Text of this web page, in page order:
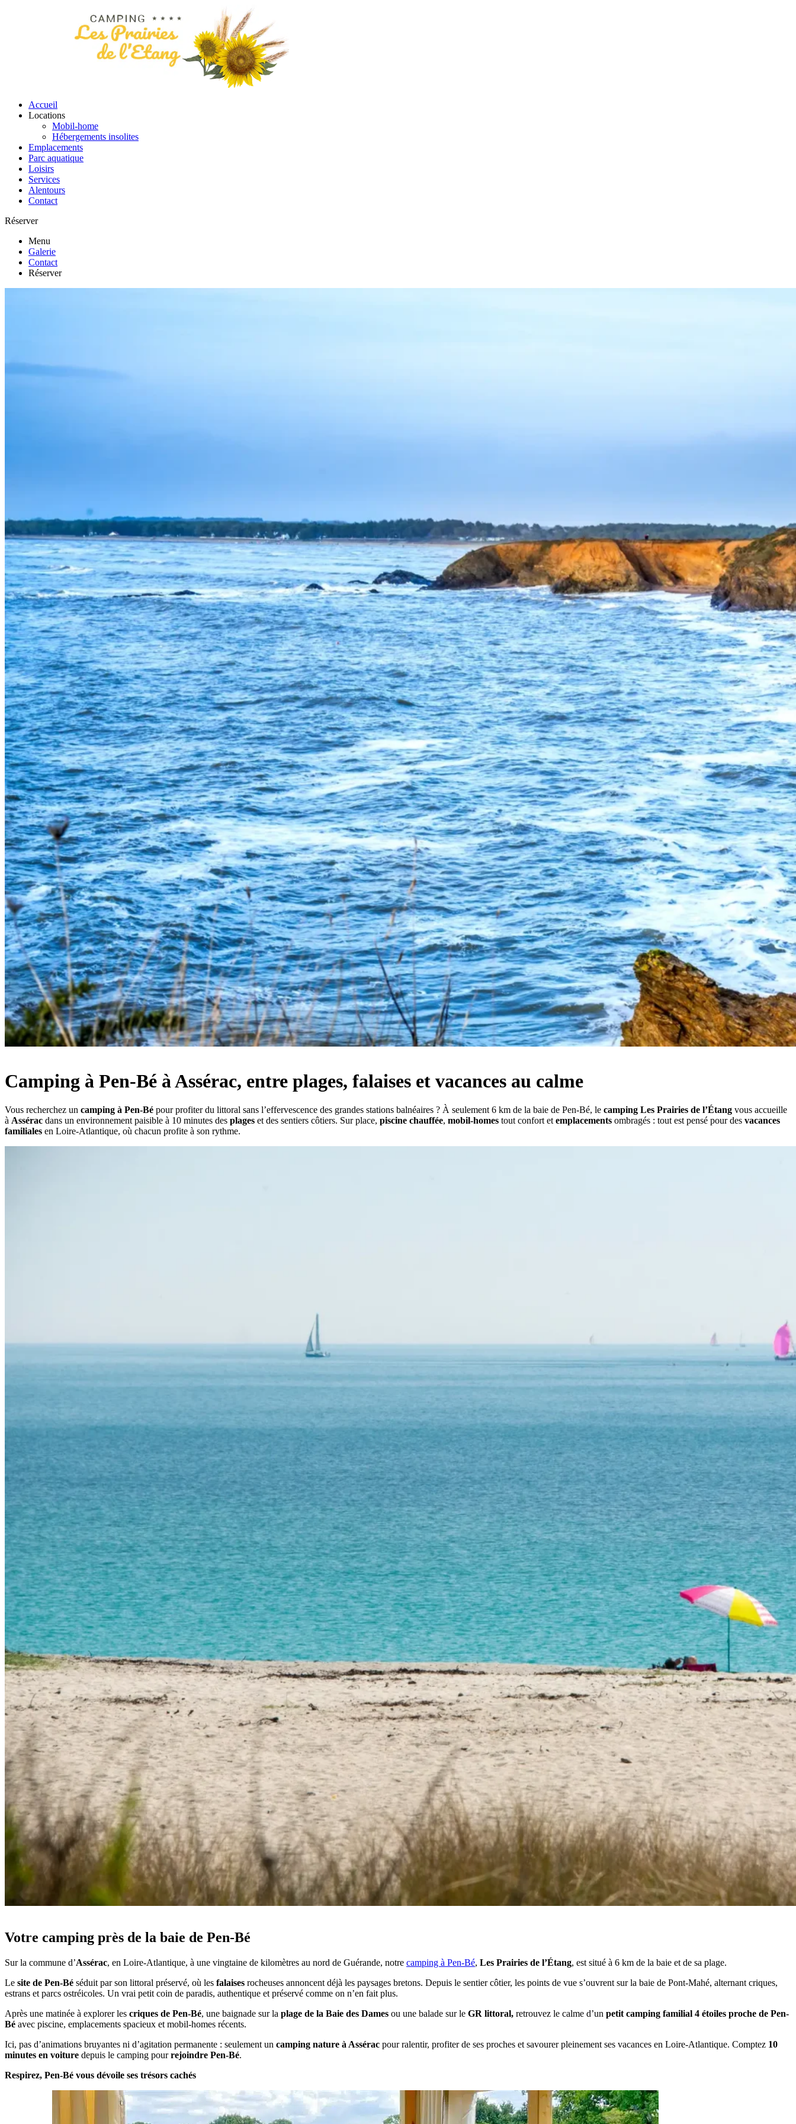
Accueil
Locations
Mobil-home
Hébergements insolites
Emplacements
Parc aquatique
Loisirs
Services
Alentours
Contact
Réserver
Menu
Galerie
Contact
Réserver
Camping à Pen-Bé à Assérac, entre plages, falaises et vacances au calme
Vous recherchez un camping à Pen-Bé pour profiter du littoral sans l’effervescence des grandes stations balnéaires ? À seulement 6 km de la baie de Pen-Bé, le camping Les Prairies de l’Étang vous accueille
à Assérac dans un environnement paisible à 10 minutes des plages et des sentiers côtiers. Sur place, piscine chauffée, mobil-homes tout confort etemplacements ombragés : tout est pensé pour des vacances
familiales en Loire-Atlantique, où chacun profite à son rythme.
Votre camping près de la baie de Pen-Bé
Sur la commune d’Assérac, en Loire-Atlantique, à une vingtaine de kilomètres au nord de Guérande, notre camping à Pen-Bé, Les Prairies de l’Étang, est situé à 6 km de la baie et de sa plage.
Le site de Pen-Bé séduit par son littoral préservé, où les falaises rocheuses annoncent déjà les paysages bretons. Depuis le sentier côtier, les points de vue s’ouvrent sur la baie de Pont-Mahé, alternant criques,
estrans et parcs ostréicoles. Un vrai petit coin de paradis, authentique et préservé comme on n’en fait plus.
Après une matinée à explorer les criques de Pen-Bé, une baignade sur la plage de la Baie des Dames ou une balade sur le GR littoral, retrouvez le calme d’un petit camping familial 4 étoiles proche de Pen-
Bé avec piscine, emplacements spacieux et mobil-homes récents.
Ici, pas d’animations bruyantes ni d’agitation permanente : seulement un camping nature à Assérac pour ralentir, profiter de ses proches et savourer pleinement ses vacances en Loire-Atlantique. Comptez 10
minutes en voiture depuis le camping pourrejoindre Pen-Bé.
Respirez, Pen-Bé vous dévoile ses trésors cachés